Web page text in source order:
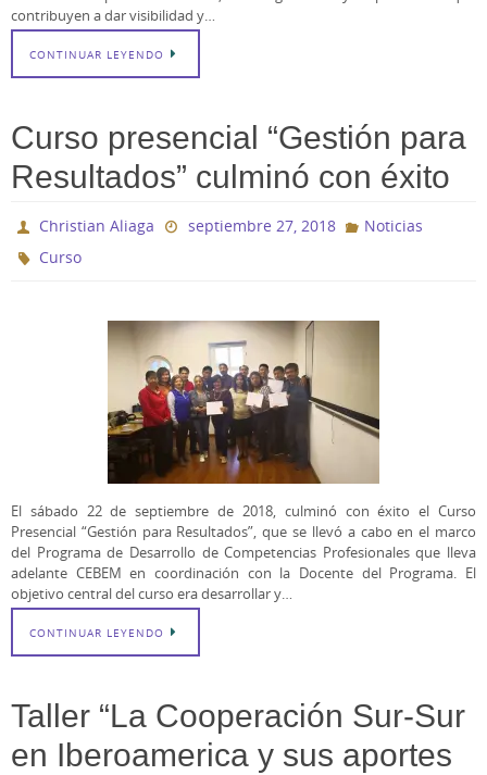
contribuyen a dar visibilidad y…
CONTINUAR LEYENDO
Curso presencial “Gestión para
Resultados” culminó con éxito
Christian Aliaga septiembre 27, 2018
Noticias
Curso
El sábado 22 de septiembre de 2018, culminó con éxito el Curso
Presencial “Gestión para Resultados”, que se llevó a cabo en el marco
del Programa de Desarrollo de Competencias Profesionales que lleva
adelante CEBEM en coordinación con la Docente del Programa. El
objetivo central del curso era desarrollar y…
CONTINUAR LEYENDO
Taller “La Cooperación Sur-Sur
en Iberoamerica y sus aportes